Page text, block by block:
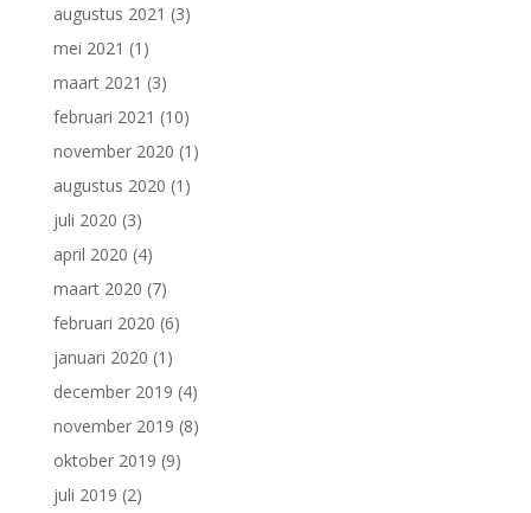
augustus 2021 (3)
mei 2021 (1)
maart 2021 (3)
februari 2021 (10)
november 2020 (1)
augustus 2020 (1)
juli 2020 (3)
april 2020 (4)
maart 2020 (7)
februari 2020 (6)
januari 2020 (1)
december 2019 (4)
november 2019 (8)
oktober 2019 (9)
juli 2019 (2)